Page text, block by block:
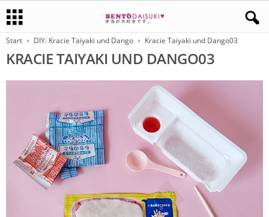
Start DIY: Kracie Taiyaki und Dango Kracie Taiyaki und Dango03
KRACIE TAIYAKI UND DANGO03